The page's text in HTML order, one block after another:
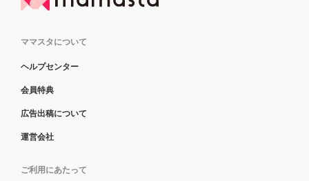
ママスタについて
ヘルプセンター
会員特典
広告出稿について
運営会社
ご利用にあたって